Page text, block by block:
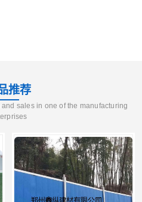
推荐
sales in one of the manufacturing